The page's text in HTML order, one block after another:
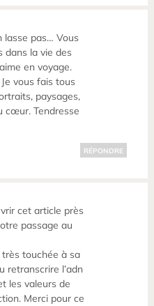
lasse pas… Vous
dans la vie des
en voyage.
vous fais tous
paysages,
cœur. Tendresse
RÉPONDRE
cet article près
passage au
touchée à sa
retranscrire l’adn
les valeurs de
Merci pour ce